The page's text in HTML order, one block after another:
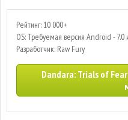
Рейтинг: 10 000+
OS: Требуемая версия Android -
Разработчик: Raw Fury
Dandara: Trials of